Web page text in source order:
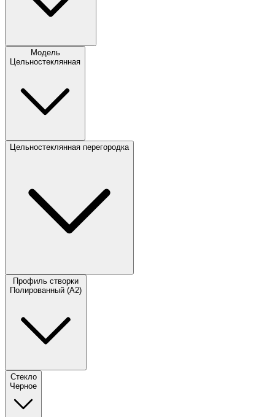
Модель
Цельностеклянная
Цельностеклянная перегородка
Профиль створки
Полированный (А2)
Стекло
Черное